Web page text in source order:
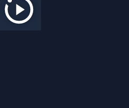
2026/06/29 2:57 مساءً